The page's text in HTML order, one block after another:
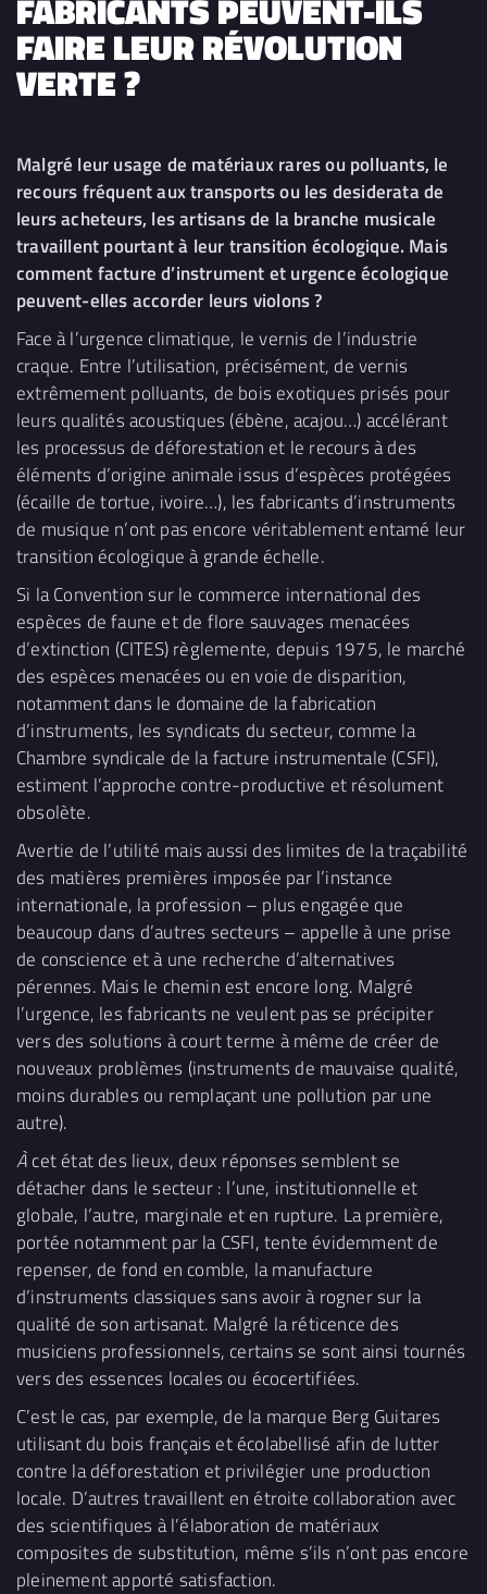
FABRICANTS PEUVENT-ILS
FAIRE LEUR RÉVOLUTION
VERTE ?
Malgré leur usage de matériaux rares ou polluants, le
recours fréquent aux transports ou les desiderata de
leurs acheteurs, les artisans de la branche musicale
travaillent pourtant à leur transition écologique. Mais
comment facture d’instrument et urgence écologique
peuvent-elles accorder leurs violons ?
Face à l’urgence climatique, le vernis de l’industrie
craque. Entre l’utilisation, précisément, de vernis
extrêmement polluants, de bois exotiques prisés pour
leurs qualités acoustiques (ébène, acajou…) accélérant
les processus de déforestation et le recours à des
éléments d’origine animale issus d’espèces protégées
(écaille de tortue, ivoire…), les fabricants d’instruments
de musique n’ont pas encore véritablement entamé leur
transition écologique à grande échelle.
Si la Convention sur le commerce international des
espèces de faune et de flore sauvages menacées
d’extinction (CITES) règlemente, depuis 1975, le marché
des espèces menacées ou en voie de disparition,
notamment dans le domaine de la fabrication
d’instruments, les syndicats du secteur, comme la
Chambre syndicale de la facture instrumentale (CSFI),
estiment l’approche contre-productive et résolument
obsolète.
Avertie de l’utilité mais aussi des limites de la traçabilité
des matières premières imposée par l’instance
internationale, la profession – plus engagée que
beaucoup dans d’autres secteurs – appelle à une prise
de conscience et à une recherche d’alternatives
pérennes. Mais le chemin est encore long. Malgré
l’urgence, les fabricants ne veulent pas se précipiter
vers des solutions à court terme à même de créer de
nouveaux problèmes (instruments de mauvaise qualité,
moins durables ou remplaçant une pollution par une
autre).
À cet état des lieux, deux réponses semblent se
détacher dans le secteur : l’une, institutionnelle et
globale, l’autre, marginale et en rupture. La première,
portée notamment par la CSFI, tente évidemment de
repenser, de fond en comble, la manufacture
d’instruments classiques sans avoir à rogner sur la
qualité de son artisanat. Malgré la réticence des
musiciens professionnels, certains se sont ainsi tournés
vers des essences locales ou écocertifiées.
C’est le cas, par exemple, de la marque Berg Guitares
utilisant du bois français et écolabellisé afin de lutter
contre la déforestation et privilégier une production
locale. D’autres travaillent en étroite collaboration avec
des scientifiques à l’élaboration de matériaux
composites de substitution, même s’ils n’ont pas encore
pleinement apporté satisfaction.